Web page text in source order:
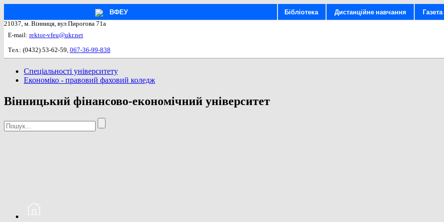
ВФЕУ Бібліотека Дистанційне навчання
21037, м. Вінниця, вул Пирогова 71а
E-mail: rektor-vfeu@ukr.net
Тел.: (0432) 53-62-59, 067-36-99-838
Спеціальності університету
Економіко - правовий фаховий коледж
Вінницький фінансово-економічний університет